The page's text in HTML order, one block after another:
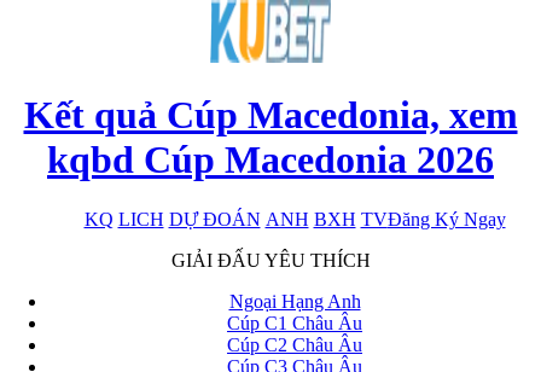
Kết quả Cúp Macedonia, xem
kqbd Cúp Macedonia 2026
KQ LICH DỰ ĐOÁN ANH BXH TVĐăng Ký Ngay
x
GIẢI ĐẤU YÊU THÍCH
Ngoại Hạng Anh
Cúp C1 Châu Âu
Cúp C2 Châu Âu
Cúp C3 Châu Âu